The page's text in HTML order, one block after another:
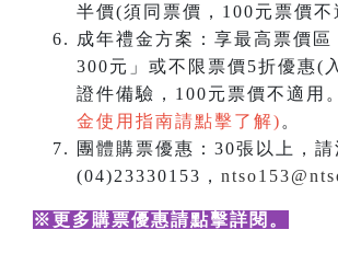
半價(須同票價，100元票價不
成年禮金方案：享最高票價區
300元」或不限票價5折優惠(
證件備驗，100元票價不適用。
金使用指南請點擊了解) 。
團體購票優惠：30張以上，
(04)23330153，
※更多購票優惠請點擊詳閱 。